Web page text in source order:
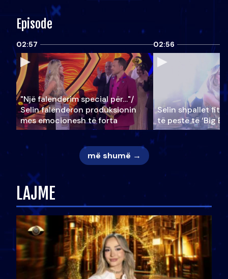
Episode
02:57
"Një falenderim special për…"/
Selin falënderon produksionin
mes emocionesh të forta
02:56
Selin shpallet
të pestë të ‘Big
më shumë →
LAJME